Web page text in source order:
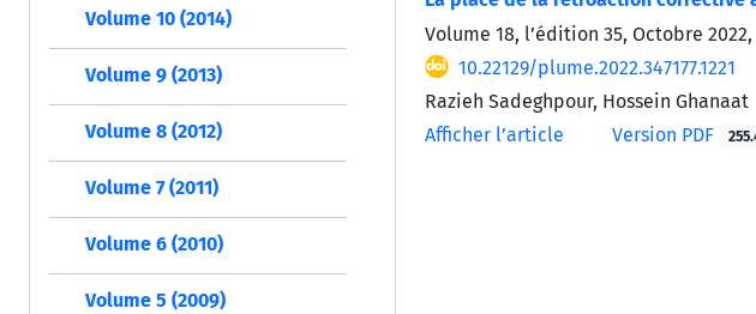
Volume 18, l’édition 35, Octobre
10.22129/plume.2022.347177.1221
Razieh Sadeghpour, Hossein Ghanaat
Afficher l’article
Version PDF
Volume 10 (2014)
Volume 9 (2013)
Volume 8 (2012)
Volume 7 (2011)
Volume 6 (2010)
Volume 5 (2009)